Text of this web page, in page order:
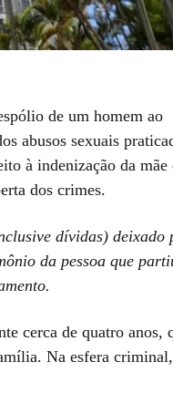
de um homem ao
abusos sexuais
à indenização da mãe
dos crimes.
dívidas) deixado
da pessoa que
cerca de quatro anos,
Na esfera